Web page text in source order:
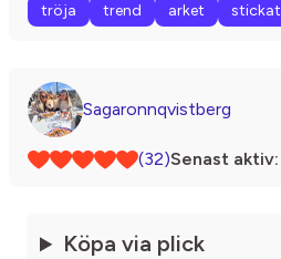
tröja trend arket stickat
Sagaronnqvistberg
(32)Senast aktiv:
Köpa via plick